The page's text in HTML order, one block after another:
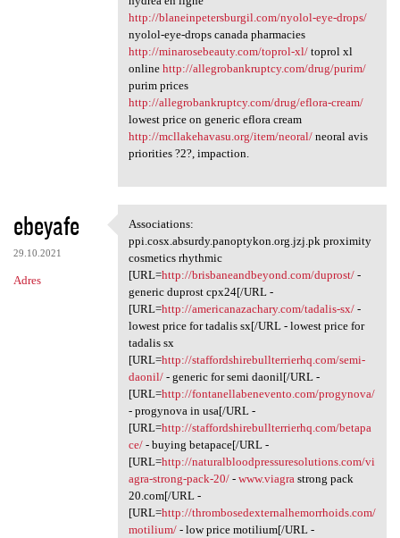
http://blaneinpetersburgil.com/nyolol-eye-drops/
nyolol-eye-drops canada pharmacies
http://minarosebeauty.com/toprol-xl/toprol xl
online http://allegrobankruptcy.com/drug/purim/
purim prices
http://allegrobankruptcy.com/drug/eflora-cream/
lowest price on generic eflora cream
http://mcllakehavasu.org/item/neoral/neoral avis
priorities ?2?, impaction.
ebeyafe
29.10.2021
Adres
Associations: ppi.cosx
Associations:
ppi.cosx.absurdy.panoptykon.org.jzj.pk proximity
cosmetics rhythmic
[URL=http://brisbaneandbeyond.com/duprost/-
generic duprost cpx24[/URL -
[URL=http://americanazachary.com/tadalis-sx/-
lowest price for tadalis sx[/URL - lowest price for
tadalis sx
[URL=http://staffordshirebullterrierhq.com/semi-
daonil/- generic for semi daonil[/URL -
[URL=http://fontanellabenevento.com/progynova/
- progynova in usa[/URL -
[URL=http://staffordshirebullterrierhq.com/betapa
ce/- buying betapace[/URL -
[URL=http://naturalbloodpressuresolutions.com/vi
agra-strong-pack-20/- www.viagrastrong pack
20.com[/URL -
[URL=http://thrombosedexternalhemorrhoids.com/
motilium/- low price motilium[/URL -